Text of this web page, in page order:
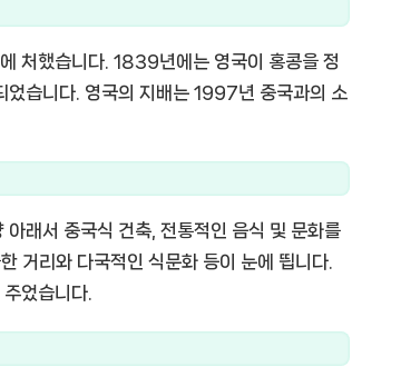
처했습니다. 1839년에는 영국이 홍콩을 정
었습니다. 영국의 지배는 1997년 중국과의 소
래서 중국식 건축, 전통적인 음식 및 문화를
거리와 다국적인 식문화 등이 눈에 띕니다.
었습니다.